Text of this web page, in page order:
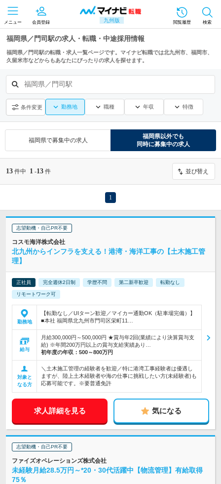
九州版
メニュー 会員登録 閲覧履歴 検索
福岡県／門司駅の求人・転職・中途採用情報
福岡県／門司駅の転職・求人一覧ページです。マイナビ転職では北九州市、福岡市、
久留米市などからもあなたにぴったりの求人を探せます。
福岡県／門司駅
条件変更 勤務地 職種 年収 特徴
福岡県で募集中の求人
福岡県以外でも
同時に募集中の求人
13 件中 1 -13 件 並び替え
1
志望動機・自己PR不要
コスモ海洋株式会社
北九州からインフラを支える！港湾・海洋工事の【土木施工管
理】
正社員 完全週休2日制 学歴不問 第二新卒歓迎 転勤なし
リモートワーク可
勤務地
【転勤なし／UIターン歓迎／マイカー通勤OK（駐車場完備）】
■本社 福岡県北九州市門司区栄町11…
給与
月給300,000円～500,000円 ★賞与年2回(業績により決算賞与支
給) ※年間200万円以上の賞与支給実績あり…
初年度の年収： 500～800万円
対象と
なる方
＼土木施工管理の経験者を歓迎／特に港湾工事経験者は優遇し
ますが、陸上土木経験者や海の仕事に挑戦したい方(未経験者)も
応募可能です。※要普通免許
求人詳細を見る 気になる
志望動機・自己PR不要
ファイズオペレーションズ株式会社
未経験月給28.5万円～*20・30代活躍中【物流管理】有給取得
75％